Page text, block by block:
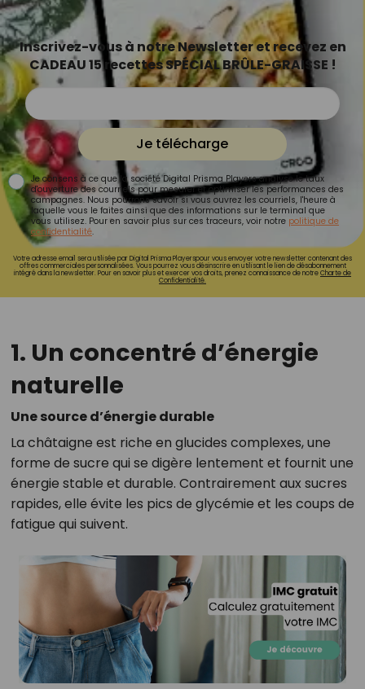
Inscrivez-vous à notre Newsletter et recevez en
CADEAU 15 recettes SPÉCIAL BRÛLE-GRAISSE !
Je télécharge
Je consens à ce que la société Digital Prisma Players analyse le taux
d'ouverture des courriels pour mesurer et optimiser les performances des
campagnes. Nous pourrons savoir si vous ouvrez les courriels, l'heure à
laquelle vous le faites ainsi que des informations sur le terminal que
vous utilisez. Pour en savoir plus sur ces traceurs, voir notre politique de
confidentialité.
Votre adresse email sera utilisée par Digital Prisma Playerspour vous envoyer votre newsletter contenant des
offres commerciales personnalisées. Vous pourrez vous désinscrire en utilisant le lien de désabonnement
intégré dans la newsletter. Pour en savoir plus et exercer vos droits, prenez connaissance de notreCharte de
Confidentialité.
1. Un concentré d’énergie
naturelle
Une source d’énergie durable
La châtaigne est riche en glucides complexes, une
forme de sucre qui se digère lentement et fournit une
énergie stable et durable. Contrairement aux sucres
rapides, elle évite les pics de glycémie et les coups de
fatigue qui suivent.